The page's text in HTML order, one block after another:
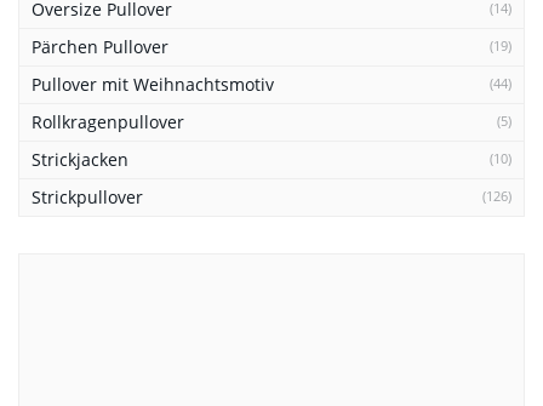
Oversize Pullover (14)
Pärchen Pullover (19)
Pullover mit Weihnachtsmotiv (44)
Rollkragenpullover (5)
Strickjacken (10)
Strickpullover (126)